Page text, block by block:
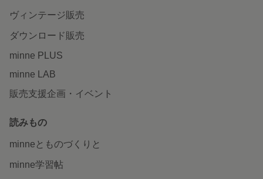
ヴィンテージ販売
ダウンロード販売
minne PLUS
minne LAB
販売支援企画・イベント
読みもの
minneとものづくりと
minne学習帖